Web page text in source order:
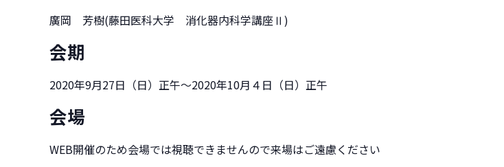
廣岡 芳樹(藤田医科大学 消化器内科学講座Ⅱ)
会期
2020年9月27日（日）正午～2020年10月４日（日）正午
会場
WEB開催のため会場では視聴できませんので来場はご遠慮ください